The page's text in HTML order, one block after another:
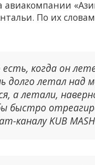
авиакомпании
По их
когда он
долго летал над
а летали,
быстро
каналу KUB